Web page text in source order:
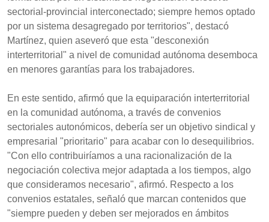
sectorial‑provincial interconectado; siempre hemos optado
por un sistema desagregado por territorios", destacó
Martínez, quien aseveró que esta "desconexión
interterritorial" a nivel de comunidad autónoma desemboca
en menores garantías para los trabajadores.
En este sentido, afirmó que la equiparación interterritorial
en la comunidad autónoma, a través de convenios
sectoriales autonómicos, debería ser un objetivo sindical y
empresarial "prioritario" para acabar con lo desequilibrios.
"Con ello contribuiríamos a una racionalización de la
negociación colectiva mejor adaptada a los tiempos, algo
que consideramos necesario", afirmó. Respecto a los
convenios estatales, señaló que marcan contenidos que
"siempre pueden y deben ser mejorados en ámbitos